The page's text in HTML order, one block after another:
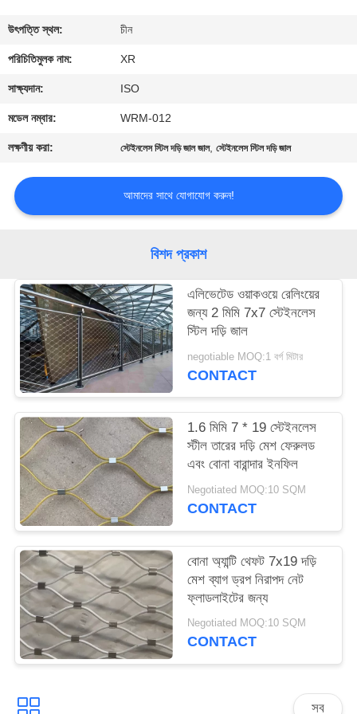
যোগাযোগ
করুন
উদ্ধৃতির
আবেদন
ম্যাপ
PRIVACY
POLICY
উৎপত্তি স্থল: চীন
পরিচিতিমুলক নাম: XR
সাক্ষ্যদান: ISO
মডেল নম্বার: WRM-012
লক্ষণীয় করা: স্টেইনলেস স্টিল দড়ি জাল জাল,স্টেইনলেস স্টিল দড়ি জাল
আমাদের সাথে যোগাযোগ করুন!
বিশদ প্রকাশ
এলিভেটেড ওয়াকওয়ে রেলিংয়ের
জন্য 2 মিমি 7x7 স্টেইনলেস
স্টিল দড়ি জাল
negotiable MOQ:1 বর্গ মিটার
CONTACT
1.6 মিমি 7 * 19 স্টেইনলেস
স্টীল তারের দড়ি মেশ ফেরুলড
এবং বোনা বারান্দার ইনফিল
Negotiated MOQ:10 SQM
CONTACT
বোনা অ্যান্টি থেফট 7x19 দড়ি
মেশ ব্যাগ ড্রপ নিরাপদ নেট
ফ্লাডলাইটের জন্য
Negotiated MOQ:10 SQM
CONTACT
সব